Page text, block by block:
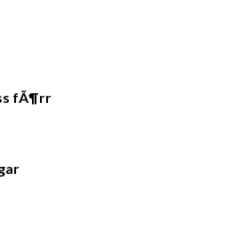
fÃ¶rr